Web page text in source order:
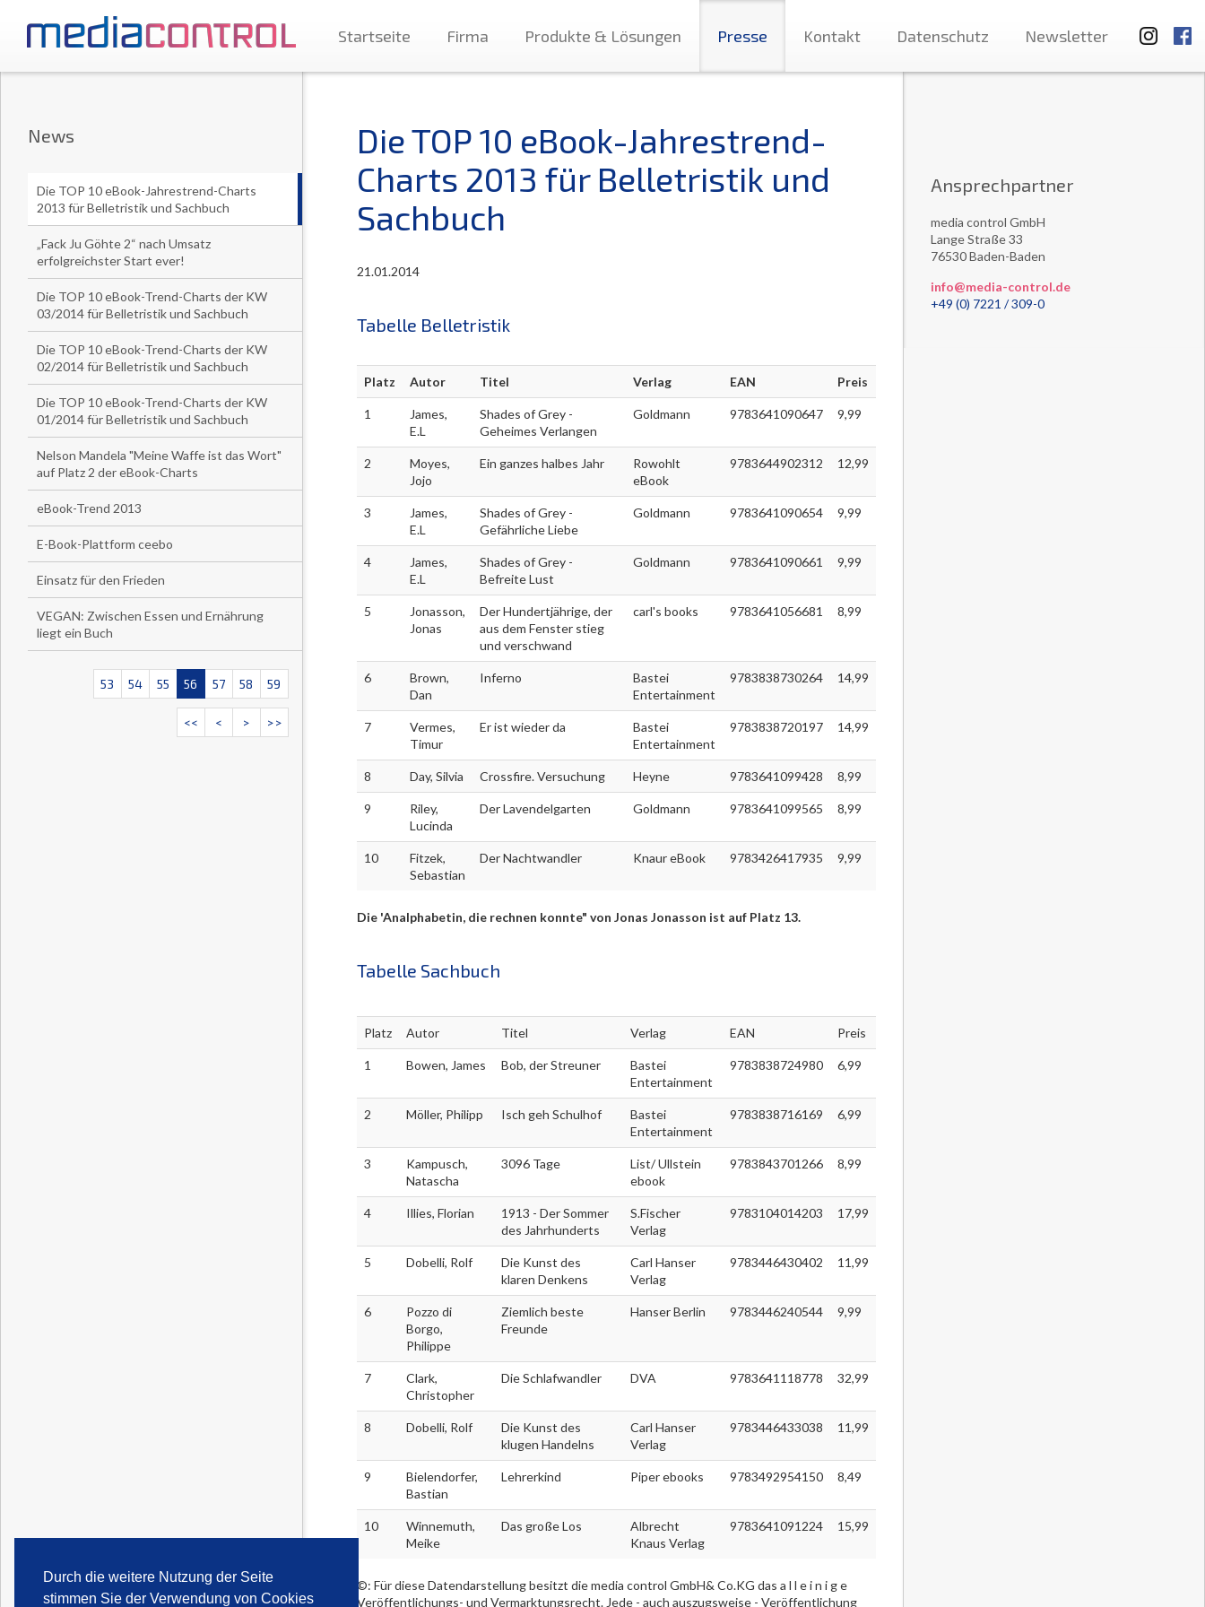
Durch die weitere Nutzung der Seite
stimmen Sie der Verwendung von Cookies
Startseite Firma Produkte & Lösungen Presse Kontakt Datenschutz Newsletter
News
Die TOP 10 eBook-Jahrestrend-Charts
2013 für Belletristik und Sachbuch
„Fack Ju Göhte 2“ nach Umsatz
erfolgreichster Start ever!
Die TOP 10 eBook-Trend-Charts der KW
03/2014 für Belletristik und Sachbuch
Die TOP 10 eBook-Trend-Charts der KW
02/2014 für Belletristik und Sachbuch
Die TOP 10 eBook-Trend-Charts der KW
01/2014 für Belletristik und Sachbuch
Nelson Mandela "Meine Waffe ist das Wort"
auf Platz 2 der eBook-Charts
eBook-Trend 2013
E-Book-Plattform ceebo
Einsatz für den Frieden
VEGAN: Zwischen Essen und Ernährung
liegt ein Buch
53 54 55 56 57 58 59
<< < > >>
Die TOP 10 eBook-Jahrestrend-
Charts 2013 für Belletristik und
Sachbuch
21.01.2014
Tabelle Belletristik
Platz Autor Titel Verlag EAN Preis
1
James,
E.L
Shades of Grey -
Geheimes Verlangen
Goldmann 9783641090647 9,99
2
Moyes,
Jojo
Ein ganzes halbes Jahr
Rowohlt
eBook
9783644902312 12,99
3
James,
E.L
Shades of Grey -
Gefährliche Liebe
Goldmann 9783641090654 9,99
4
James,
E.L
Shades of Grey -
Befreite Lust
Goldmann 9783641090661 9,99
5
Jonasson,
Jonas
Der Hundertjährige, der
aus dem Fenster stieg
und verschwand
carl's books 9783641056681 8,99
6
Brown,
Dan
Inferno
Bastei
Entertainment
9783838730264 14,99
7
Vermes,
Timur
Er ist wieder da
Bastei
Entertainment
9783838720197 14,99
8 Day, Silvia Crossfire. Versuchung Heyne 9783641099428 8,99
9
Riley,
Lucinda
Der Lavendelgarten Goldmann 9783641099565 8,99
10
Fitzek,
Sebastian
Der Nachtwandler Knaur eBook 9783426417935 9,99
Die 'Analphabetin, die rechnen konnte" von Jonas Jonasson ist auf Platz 13.
Tabelle Sachbuch
Platz Autor Titel Verlag EAN Preis
1 Bowen, James Bob, der Streuner
Bastei
Entertainment
9783838724980 6,99
2 Möller, Philipp Isch geh Schulhof
Bastei
Entertainment
9783838716169 6,99
3
Kampusch,
Natascha
3096 Tage
List/ Ullstein
ebook
9783843701266 8,99
4 Illies, Florian
1913 - Der Sommer
des Jahrhunderts
S.Fischer
Verlag
9783104014203 17,99
5 Dobelli, Rolf
Die Kunst des
klaren Denkens
Carl Hanser
Verlag
9783446430402 11,99
6
Pozzo di
Borgo,
Philippe
Ziemlich beste
Freunde
Hanser Berlin 9783446240544 9,99
7
Clark,
Christopher
Die Schlafwandler DVA 9783641118778 32,99
8 Dobelli, Rolf
Die Kunst des
klugen Handelns
Carl Hanser
Verlag
9783446433038 11,99
9
Bielendorfer,
Bastian
Lehrerkind Piper ebooks 9783492954150 8,49
10
Winnemuth,
Meike
Das große Los
Albrecht
Knaus Verlag
9783641091224 15,99
©: Für diese Datendarstellung besitzt die media control GmbH& Co.KG das a l l e i n i g e
Veröffentlichungs- und Vermarktungsrecht. Jede - auch auszugsweise - Veröffentlichung
Ansprechpartner
media control GmbH
Lange Straße 33
76530 Baden-Baden
info@media-control.de
+49 (0) 7221 / 309-0